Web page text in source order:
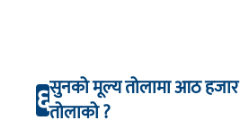
६सुनको मूल्य तोलामा आठ
तोलाको ?